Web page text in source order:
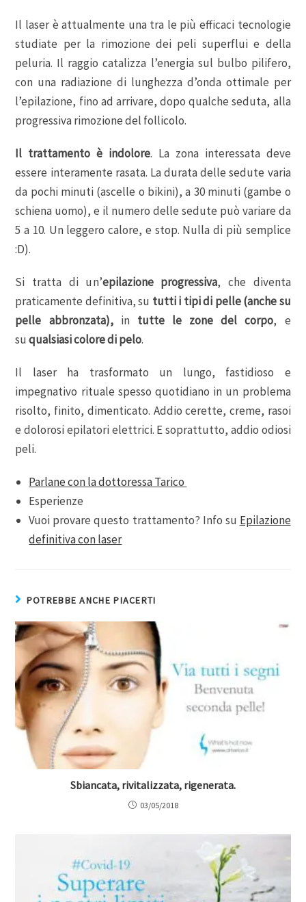
Il laser è attualmente una tra le più efficaci tecnologie
studiate per la rimozione dei peli superflui e della
peluria. Il raggio catalizza l’energia sul bulbo pilifero,
con una radiazione di lunghezza d’onda ottimale per
l’epilazione, fino ad arrivare, dopo qualche seduta, alla
progressiva rimozione del follicolo.
Il trattamento è indolore. La zona interessata deve
essere interamente rasata. La durata delle sedute varia
da pochi minuti (ascelle o bikini), a 30 minuti (gambe o
schiena uomo), e il numero delle sedute può variare da
5 a 10. Un leggero calore, e stop. Nulla di più semplice
:D).
Si tratta di un’epilazione progressiva, che diventa
praticamente definitiva, su tutti i tipi di pelle (anche su
pelle abbronzata),in tutte le zone del corpo, e
suqualsiasi colore di pelo.
Il laser ha trasformato un lungo, fastidioso e
impegnativo rituale spesso quotidiano in un problema
risolto, finito, dimenticato. Addio cerette, creme, rasoi
e dolorosi epilatori elettrici. E soprattutto, addio odiosi
peli.
Parlane con la dottoressa Tarico
Esperienze
Vuoi provare questo trattamento? Info su Epilazione
definitiva con laser
POTREBBE ANCHE PIACERTI
Sbiancata, rivitalizzata, rigenerata.
03/05/2018